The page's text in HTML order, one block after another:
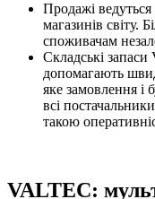
Продажі
магазинів світу.
споживачам
Складські
допомагають
яке замовлення і
всі
такою
VALTEC: